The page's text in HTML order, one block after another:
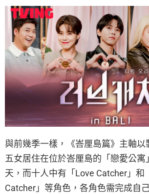
與前幾季一樣，《峇厘島篇》主軸以
五女居住在位於峇厘島的「戀愛公寓
天，而十人中有「Love Catcher」和
Catcher」等角色，各角色需完成自